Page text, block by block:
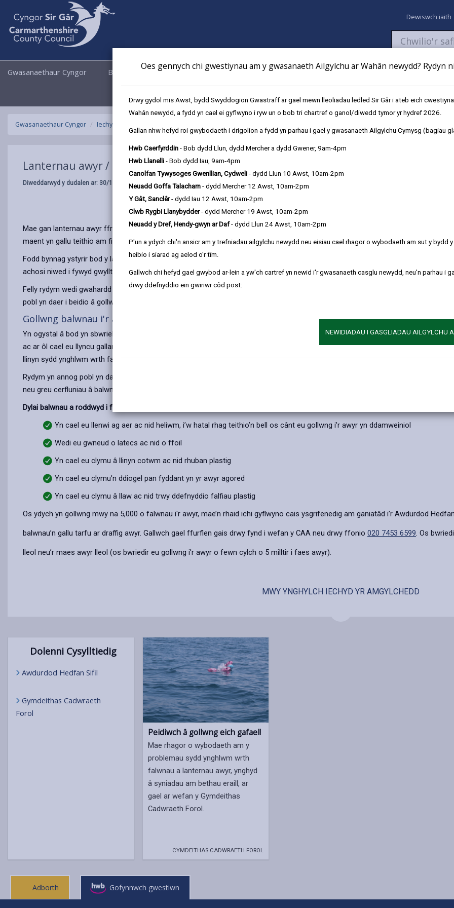
Oes gennych chi gwestiynau am y gwasanaeth Ailgylchu ar Wahân newydd? Rydyn
Drwy gydol mis Awst, bydd Swyddogion Gwastraff ar gael mewn lleoliadau ledled Sir Gâr i ateb eich
Wahân newydd, a fydd yn cael ei gyflwyno i ryw un o bob tri chartref o ganol/diwedd tymor yr hydref 2026.
Gallan nhw hefyd roi gwybodaeth i drigolion a fydd yn parhau i gael y gwasanaeth Ailgylchu Cymysg (bagiau
Hwb Caerfyrddin - Bob dydd Llun, dydd Mercher a dydd Gwener, 9am-4pm
Hwb Llanelli - Bob dydd Iau, 9am-4pm
Canolfan Tywysoges Gwenllian, Cydweli - dydd Llun 10 Awst, 10am-2pm
Neuadd Goffa Talacharn - dydd Mercher 12 Awst, 10am-2pm
Y Gât, Sanclêr- dydd Iau 12 Awst, 10am-2pm
Clwb Rygbi Llanybydder- dydd Mercher 19 Awst, 10am-2pm
Neuadd y Dref, Hendy-gwyn ar Daf- dydd Llun 24 Awst, 10am-2pm
P'un a ydych chi'n ansicr am y trefniadau ailgylchu newydd neu eisiau cael rhagor o wybodaeth am sut y bydd
heibio i siarad ag aelod o'r tîm.
Gallwch chi hefyd gael gwybod ar-lein a yw'ch cartref yn newid i'r gwasanaeth casglu newydd, neu'n parhau i
drwy ddefnyddio ein gwiriwr côd post:
NEWIDIADAU I GASGLIADAU AILGYLCHU
Dewiswch iaith
Gwasanaethaur Cyngor Busnes Cyngor a Democratiaeth Newyddion
Fy Nghyfrifon Talu Cyflwyno cais
Gwasanaethaur Cyngor Iechyd yr Amgylchedd
Lanternau awyr / balwnau
Diweddarwyd y dudalen ar: 30/10/2024
Mae gan lanternau awyr fframwaith o wifrau neu gansenni bambŵ sydd wedi ei orchuddio gan bapur, ynghyd â ffynhonnell fflam
maent yn gallu teithio am filltiroedd lawer o'r man lle cawsant eu gollwng.
Fodd bynnag ystyrir bod y lanternau hyn yn berygl tân a'u bod yn gallu achosi niwed difrifol a/neu beri bod bywydau'n cael eu
achosi niwed i fywyd gwyllt, i anifeiliaid fferm ac i anifeiliaid eraill gan beri dioddefaint a marwolaeth araf a phoenus yn y pen draw.
Felly rydym wedi gwahardd defnyddio lanternau awyr ar holl dir y Cyngor. Yn ogystal rydym wedi gwahardd gwerthu lanternau
pobl yn daer i beidio â gollwng llu o lanternau Tsieineaidd gyda'i gilydd, ac i ddefnyddio dulliau eraill o ddathlu.
Gollwng balwnau i'r awyr
Yn ogystal â bod yn sbwriel, mae balwnau a thameidiau bychain o falwnau yn berygl difrifol i fywyd gwyllt. Yn aml mae morfilod,
ac ar ôl cael eu llyncu gallant dagu'r perfeddion gan beri bod yr anifail yn llwgu i farwolaeth yn araf. Hefyd mae arolygon bywyd
llinyn sydd ynghlwm wrth falwnau, gan gyfyngu ar eu gallu i symud a bwydo.
Rydym yn annog pobl yn daer i beidio â gollwng llu o falwnau gyda'i gilydd a dylid yn hytrach gynnig gweithgareddau eraill megis
neu greu cerfluniau â balwnau.
Dylai balwnau a roddwyd i ffwrdd mewn niferoedd mawr fod:
Yn cael eu llenwi ag aer ac nid heliwm, i’w hatal rhag teithio’n bell os cânt eu gollwng i'r awyr yn ddamweiniol
Wedi eu gwneud o latecs ac nid o ffoil
Yn cael eu clymu â llinyn cotwm ac nid rhuban plastig
Yn cael eu clymu’n ddiogel pan fyddant yn yr awyr agored
Yn cael eu clymu â llaw ac nid trwy ddefnyddio falfiau plastig
Os ydych yn gollwng mwy na 5,000 o falwnau i'r awyr, mae’n rhaid ichi gyflwyno cais ysgrifenedig am ganiatâd i’r Awdurdod
balwnau’n gallu tarfu ar draffig awyr. Gallwch gael ffurflen gais drwy fynd i wefan y CAA neu drwy ffonio 020 7453 6599. Os
lleol neu’r maes awyr lleol (os bwriedir eu gollwng i'r awyr o fewn cylch o 5 milltir i faes awyr).
MWY YNGHYLCH IECHYD YR AMGYLCHEDD
Dolenni Cysylltiedig
Awdurdod Hedfan Sifil
Gymdeithas Cadwraeth
Forol
Peidiwch â gollwng eich gafael!
Mae rhagor o wybodaeth am y
problemau sydd ynghlwm wrth
falwnau a lanternau awyr, ynghyd
â syniadau am bethau eraill, ar
gael ar wefan y Gymdeithas
Cadwraeth Forol.
CYMDEITHAS CADWRAETH FOROL
Adborth Gofynnwch gwestiwn